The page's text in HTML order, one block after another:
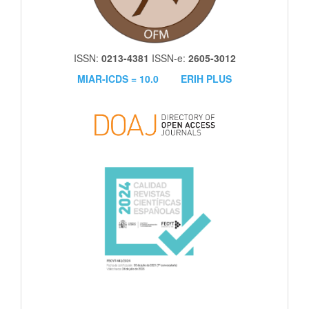
ISSN: 0213-4381 ISSN-e: 2605-3012
MIAR-ICDS = 10.0
ERIH PLUS